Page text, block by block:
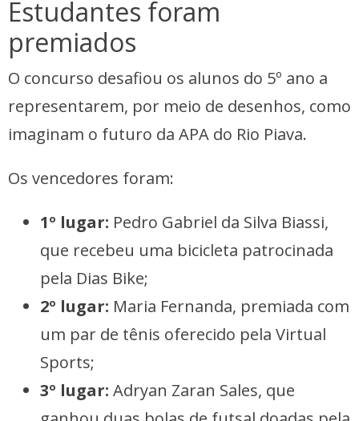
Estudantes foram
premiados
O concurso desafiou os alunos do 5º ano a
representarem, por meio de desenhos, como
imaginam o futuro da APA do Rio Piava.
Os vencedores foram:
1º lugar: Pedro Gabriel da Silva Biassi,
que recebeu uma bicicleta patrocinada
pela Dias Bike;
2º lugar: Maria Fernanda, premiada com
um par de tênis oferecido pela Virtual
Sports;
3º lugar: Adryan Zaran Sales, que